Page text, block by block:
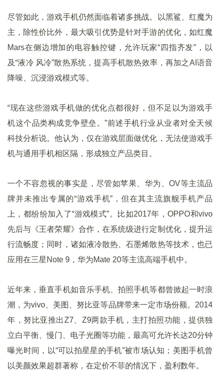
尽管如此，游戏手机仍然面临着诸多挑战。以黑鲨、红魔为
主，除性价比外，最大吸引优势是针对手游的优化，如红魔
Mars在侧边增加的电容触控键，允许玩家“四指齐发”，以
及“液冷 风冷”散热系统，提高手机散热效率，再加之AI语音
降噪、沉浸游戏模式等。
“现在这些游戏手机做的优化点都很好，但不足以为游戏手
机这个品类构成竞争壁垒。”前述手机行业从业者对全天候
科技分析说。他认为，仅在游戏层面做优化，无法使游戏手
机与通用手机相区隔，形成独立产品类目。
一个不容忽视的事实是，尽管如苹果、华为、OV等主流品
牌并未推出专属的“游戏手机”，但在其主流旗舰手机产品
上，都纷纷加入了“游戏模式”。比如2017年，OPPO和vivo
先后与《王者荣耀》合作，在系统级进行定制优化，提升运
行流畅度；同时，诸如液冷散热、石墨烯散热等技术，也已
应用在三星Note 9，华为Mate 20等主流高端手机中。
近年来，垂直手机如音乐手机、拍照手机等都曾掀起一时浪
潮，为vivo、美图、努比亚等品牌带来一定市场份额。2014
年，努比亚推出Z7、Z9两款手机，主打拍照功能，提供独
立白平衡、慢门、电子光圈等功能，最高可允许长达20分钟
曝光时间，以“可以拍星星的手机”被市场认知；美图手机曾
以美颜效果超群著称，在定价不菲的情况下，盈利数年。